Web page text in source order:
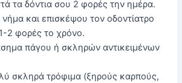
τα δόντια σου 2 φορές την ημέρα.
και επισκέψου τον οδοντίατρο
2 φορές το χρόνο.
πάγου ή σκληρών αντικειμένων
σκληρά τρόφιμα (ξηρούς καρπούς,